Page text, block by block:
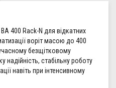
400 Rack-N для відкатних
воріт масою до 400
безщітковому
надійність, стабільну роботу
навіть при інтенсивному